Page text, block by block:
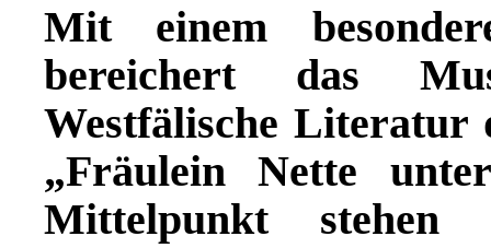
Mit einem
bereichert das
Westfälische Literatur
„Fräulein Nette
Mittelpunkt stehen